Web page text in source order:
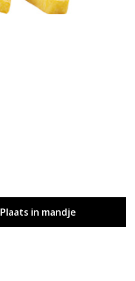
Plaats in mandje